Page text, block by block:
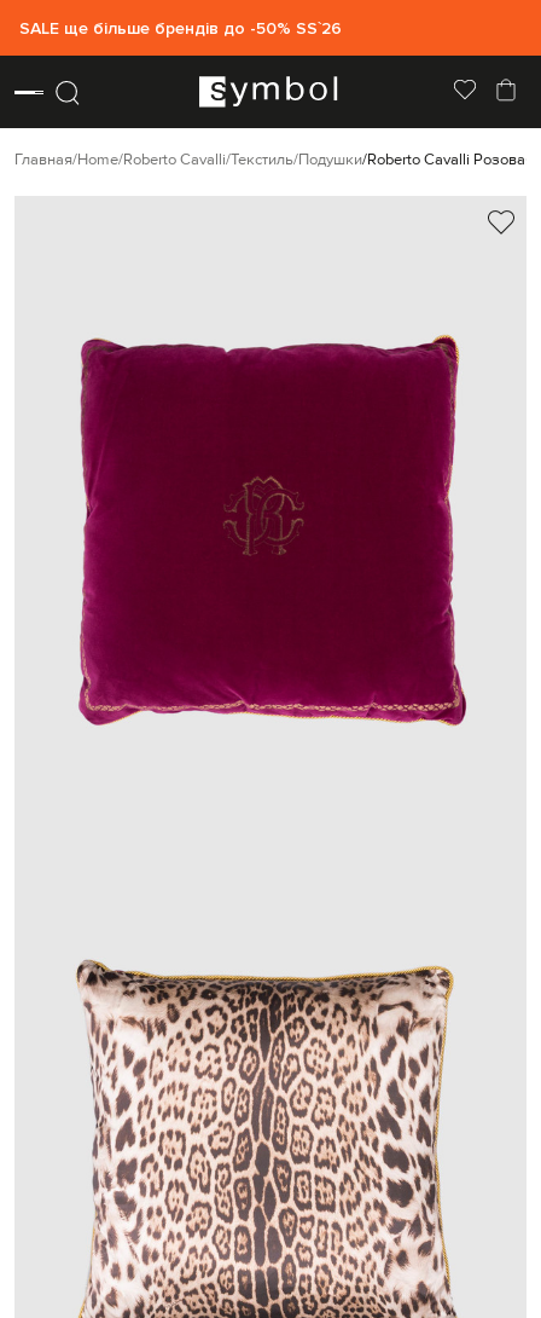
SALE ще більше брендів до -50% SS`26
Главная Home Roberto Cavalli Текстиль Подушки Roberto Cavalli Розовая